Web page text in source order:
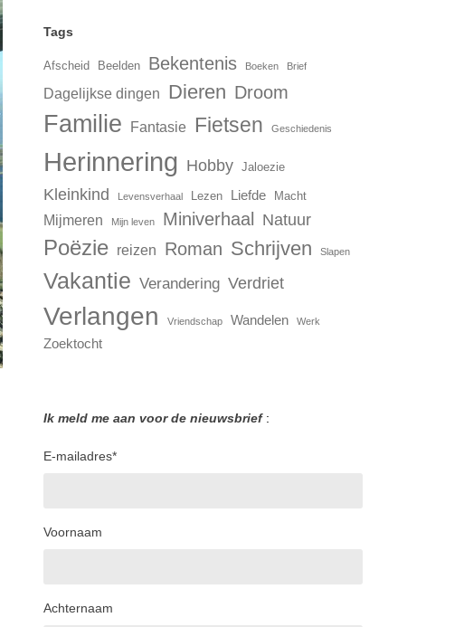
Tags
Afscheid Beelden Bekentenis Boeken Brief
Dagelijkse dingen Dieren Droom
Familie Fantasie Fietsen Geschiedenis
Herinnering Hobby Jaloezie
Kleinkind Levensverhaal Lezen Liefde Macht
Mijmeren Mijn leven Miniverhaal Natuur
Poëzie reizen Roman Schrijven Slapen
Vakantie Verandering Verdriet
Verlangen Vriendschap Wandelen Werk
Zoektocht
Ik meld me aan voor de nieuwsbrief:
E-mailadres*
Voornaam
Achternaam